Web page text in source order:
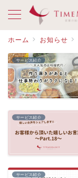
ホーム お知らせ
サービス紹介
サービス紹介
サービス紹介